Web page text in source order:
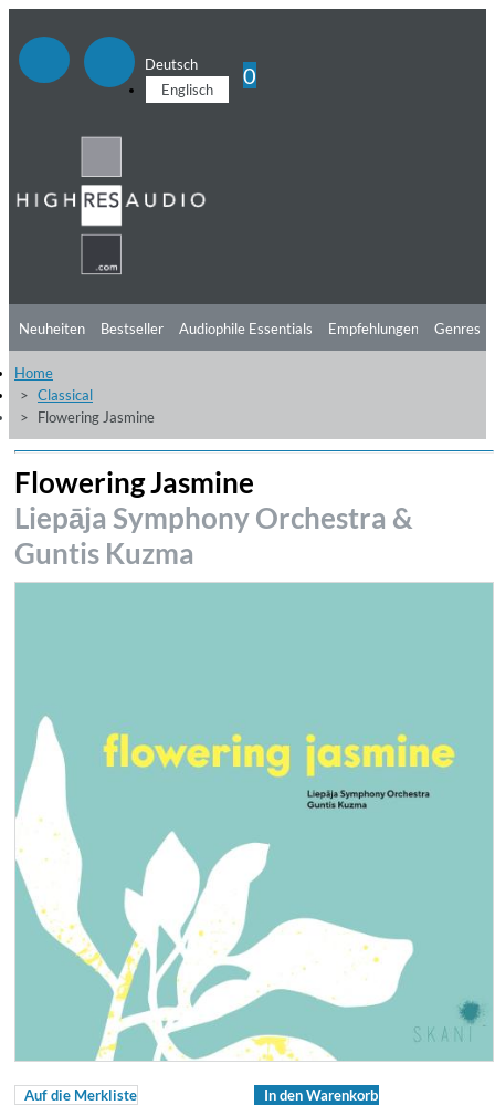
Deutsch
Englisch
0
Neuheiten Bestseller Audiophile Essentials Empfehlungen
Hörtipps
Videos
Genres
Home
Classical
Flowering Jasmine
Flowering Jasmine
Liepāja Symphony Orchestra &
Guntis Kuzma
Auf die Merkliste In den Warenkorb